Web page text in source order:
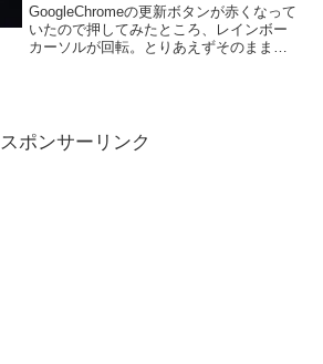
GoogleChromeの更新ボタンが赤くなって
いたので押してみたところ、レインボー
カーソルが回転。とりあえずそのまま待
スポンサーリンク